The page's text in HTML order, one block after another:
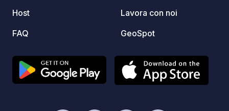
Host
FAQ
Lavora con noi
GeoSpot